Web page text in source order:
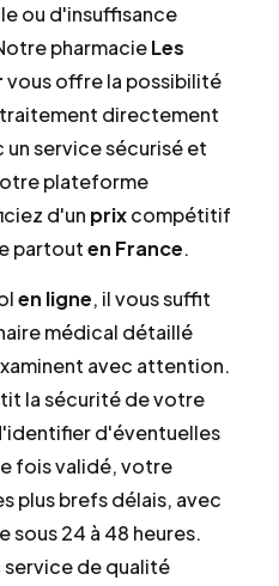
ou d'insuffisance
pharmacieLes
vous offre la possibilité
directement
un service sécurisé et
plateforme
d'un prixcompétitif
partouten France.
en ligne, il vous suffit
médical détaillé
avec attention.
la sécurité de votre
d'éventuelles
fois validé, votre
plus brefs délais, avec
24 à 48 heures.
service de qualité